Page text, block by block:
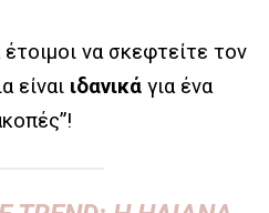
να σκεφτείτε τον
είναι ιδανικά για ένα